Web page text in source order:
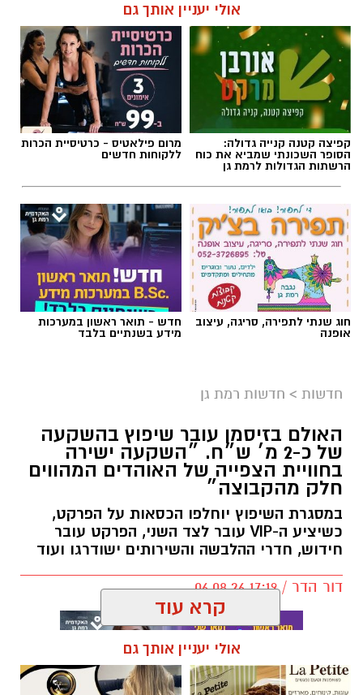
צילום: כבאות והצלה לישראל
חשד להצתה מכוונת ברמת גן: שלוש שריפות פרצו
לפנות בוקר (שישי) בשלושה מוקדים סמוכים בעיר,
ובמהלכן נפגעו שבעה בני אדם באורח קל משאיפת
האירועים.
האירוע החל בשריפה שפרצה בעץ דקל ובלובי של
בניין מגורים ברחוב הרצל. זמן קצר לאחר מכן
התקבל דיווח על שריפה נוספת בלובי של בניין
מגורים ברחוב ז'בוטינסקי הסמוך.
לוחמי האש שהוזעקו למקום פעלו לכיבוי הלהבות,
ופעלו לשחרור העשן שהצטבר בחדרי המדרגות
ובחללים המשותפים.
אולי יעניין אותך גם
קפיצה קטנה קנייה גדולה:
הסופר השכונתי שמביא את כוח
הרשתות הגדולות לרמת גן
מרום פילאטיס - כרטיסיית הכרות
ללקוחות חדשים
חוג שנתי לתפירה, סריגה, עיצוב
אופנה
חדש - תואר ראשון במערכות
מידע בשנתיים בלבד
חדשות > חדשות רמת גן
האולם בזיסמן עובר שיפוץ בהשקעה
של כ-2 מ׳ ש״ח. ״השקעה ישירה
בחוויית הצפייה של האוהדים המהווים
חלק מהקבוצה״
במסגרת השיפוץ יוחלפו הכסאות על הפרקט,
כשיציע ה-VIP עובר לצד השני, הפרקט עובר
חידוש, חדרי ההלבשה והשירותים ישודרגו ועוד
דור הדר / 17:19 06.08.26
קרא עוד
אולי יעניין אותך גם